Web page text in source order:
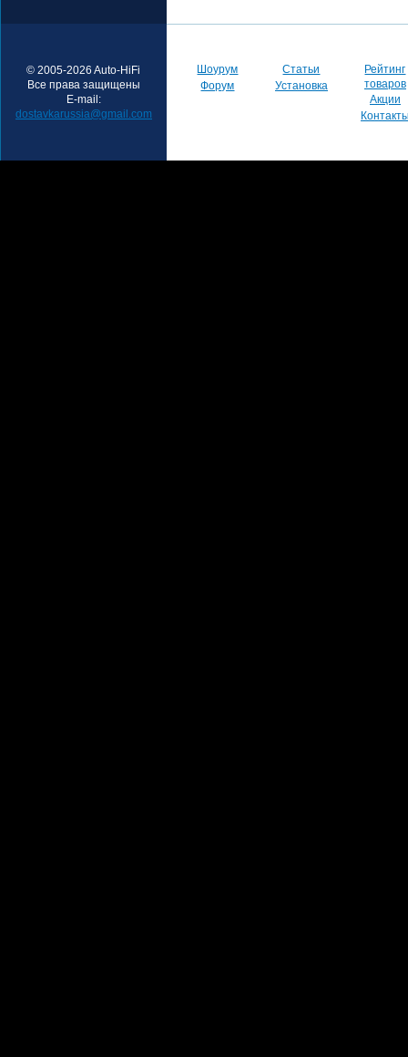
© 2005-2026 Auto-HiFi
Все права защищены
E-mail:
dostavkarussia@gmail.com
Шоурум
Форум
Статьи
Установка
Рейтинг
товаров
Акции